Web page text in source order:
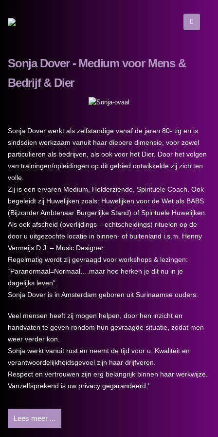
Sonja Dover - Medium voor Mens &
Bedrijf & Dier
Sonja Dover werkt als zelfstandige vanaf de jaren 80- tig en is
sindsdien werkzaam vanuit haar diepere dimensie, voor zowel
particulieren als bedrijven, als ook voor het Dier. Door het volgen
van trainingen/opleidingen op dit gebied ontwikkelde zij zich ten
volle.
Zij is een ervaren Medium, Helderziende, Spirituele Coach. Ook
begeleidt zij Huwelijken zoals: Huwelijken voor de Wet als BABS
(Bijzonder Ambtenaar Burgerlijke Stand) of Spirituele Huwelijken.
Als ook afscheid (overlijdings – echtscheidings) rituelen op de
door u uitgezochte locatie in binnen- of buitenland i.s.m. Henny
Vermeijs D.J. – Music Designer.
Regelmatig wordt zij gevraagd voor workshops & lezingen:
“Paranormaal=Normaal….maar hoe herken je dit nu in je
dagelijks leven”.
Sonja Dover is in Amsterdam geboren uit Surinaamse ouders.
Veel mensen heeft zij mogen helpen, door hen inzicht en
handvaten te geven rondom hun gevraagde situatie, zodat men
weer verder kon.
Sonja werkt vanuit rust en neemt de tijd voor u. Kwaliteit en
verantwoordelijkheidsgevoel zijn haar drijfveren.
Respect en vertrouwen zijn erg belangrijk binnen haar werkwijze.
Vanzelfsprekend is uw privacy gegarandeerd.’
Lees meer ...